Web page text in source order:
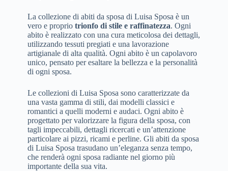
La collezione di abiti da sposa di Luisa Sposa è un
vero e proprio trionfo di stile e raffinatezza. Ogni
abito è realizzato con una cura meticolosa dei dettagli,
utilizzando tessuti pregiati e una lavorazione
artigianale di alta qualità. Ogni abito è un capolavoro
unico, pensato per esaltare la bellezza e la personalità
di ogni sposa.
Le collezioni di Luisa Sposa sono caratterizzate da
una vasta gamma di stili, dai modelli classici e
romantici a quelli moderni e audaci. Ogni abito è
progettato per valorizzare la figura della sposa, con
tagli impeccabili, dettagli ricercati e un’attenzione
particolare ai pizzi, ricami e perline. Gli abiti da sposa
di Luisa Sposa trasudano un’eleganza senza tempo,
che renderà ogni sposa radiante nel giorno più
importante della sua vita.